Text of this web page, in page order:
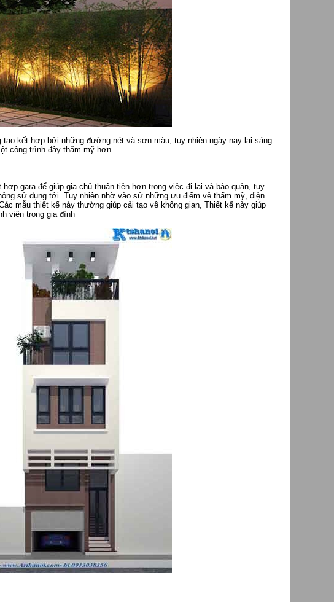
kết hợp bởi những đường nét và sơn màu, tuy nhiên ngày nay lại sáng
công trình đầy thẩm mỹ hơn.
gara để giúp gia chủ thuận tiện hơn trong việc đi lại và bảo quản, tuy
sử dụng tới. Tuy nhiên nhờ vào sử những ưu điểm về thẩm mỹ, diện
mẫu thiết kế này thường giúp cải tạo về không gian, Thiết kế này giúp
viên trong gia đình